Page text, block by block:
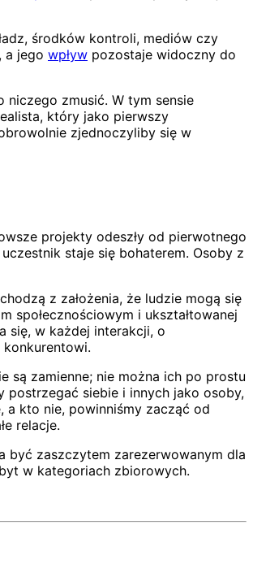
środków kontroli, mediów czy
a jego wpływ pozostaje widoczny do
niczego zmusić. W tym sensie
który jako pierwszy
zjednoczyliby się w
projekty odeszły od pierwotnego
staje się bohaterem. Osoby z
z założenia, że ludzie mogą się
i ukształtowanej
się, w każdej interakcji, o
są zamienne; nie można ich po prostu
siebie i innych jako osoby,
a kto nie, powinniśmy zacząć od
relacje.
być zaszczytem zarezerwowanym dla
w kategoriach zbiorowych.